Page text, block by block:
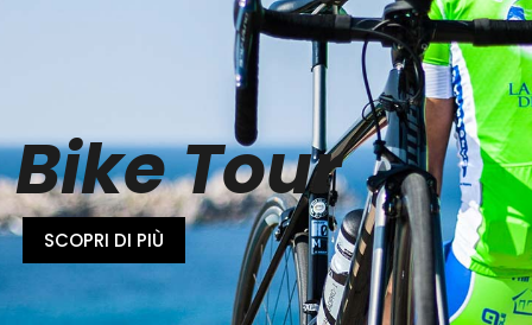
SCOPRI DI PIÙ
Bike Tour